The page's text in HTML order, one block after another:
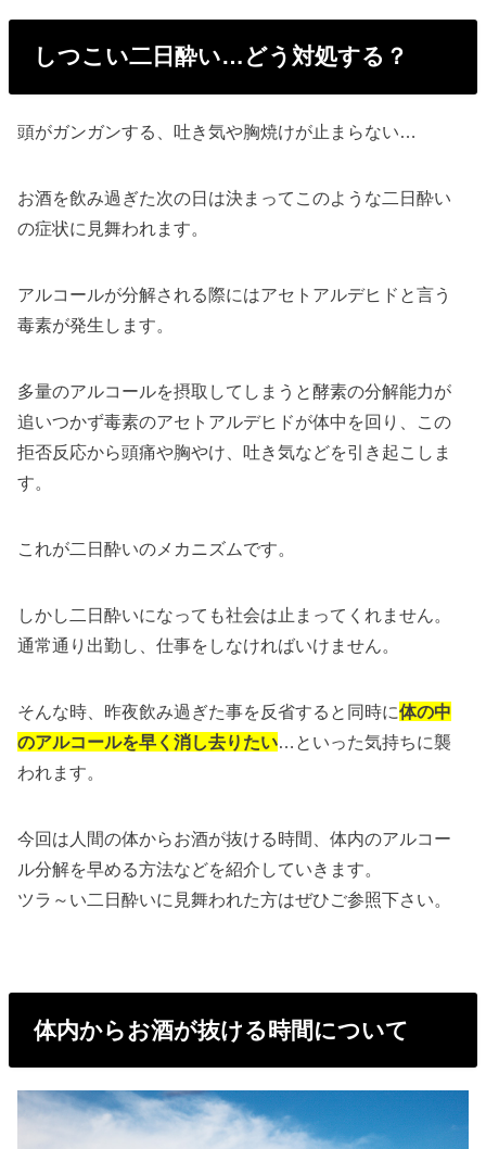
しつこい二日酔い…どう対処する？
頭がガンガンする、吐き気や胸焼けが止まらない…
お酒を飲み過ぎた次の日は決まってこのような二日酔い
の症状に見舞われます。
アルコールが分解される際にはアセトアルデヒドと言う
毒素が発生します。
多量のアルコールを摂取してしまうと酵素の分解能力が
追いつかず毒素のアセトアルデヒドが体中を回り、この
拒否反応から頭痛や胸やけ、吐き気などを引き起こしま
す。
これが二日酔いのメカニズムです。
しかし二日酔いになっても社会は止まってくれません。
通常通り出勤し、仕事をしなければいけません。
そんな時、昨夜飲み過ぎた事を反省すると同時に体の中
のアルコールを早く消し去りたい…といった気持ちに襲
われます。
今回は人間の体からお酒が抜ける時間、体内のアルコー
ル分解を早める方法などを紹介していきます。
ツラ～い二日酔いに見舞われた方はぜひご参照下さい。
体内からお酒が抜ける時間について